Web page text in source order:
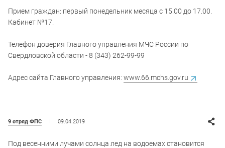
Прием граждан: первый понедельник месяца с 15.00 до 17.00.
Кабинет №17.
Телефон доверия Главного управления МЧС России по
Свердловской области - 8 (343) 262-99-99
Адрес сайта Главного управления: www.66.mchs.gov.ru
9 отряд ФПС 09.04.2019
Под весенними лучами солнца лед на водоемах становится